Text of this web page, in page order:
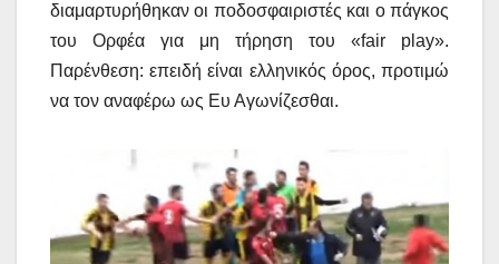
διαμαρτυρήθηκαν οι ποδοσφαιριστές και ο πάγκος
του Ορφέα για μη τήρηση του «fair play».
Παρένθεση: επειδή είναι ελληνικός όρος, προτιμώ
να τον αναφέρω ως Ευ Αγωνίζεσθαι.